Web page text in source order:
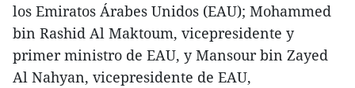
los Emiratos Árabes Unidos (EAU); Mohammed
bin Rashid Al Maktoum, vicepresidente y
primer ministro de EAU, y Mansour bin Zayed
Al Nahyan, vicepresidente de EAU,